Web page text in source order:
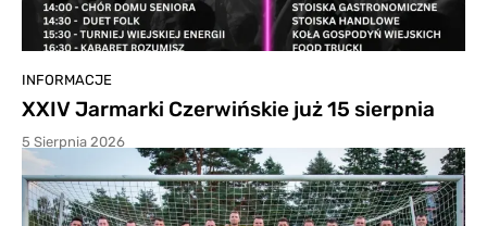
INFORMACJE
XXIV Jarmarki Czerwińskie już 15 sierpnia
5 Sierpnia 2026